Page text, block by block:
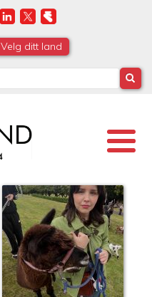
Velg ditt land